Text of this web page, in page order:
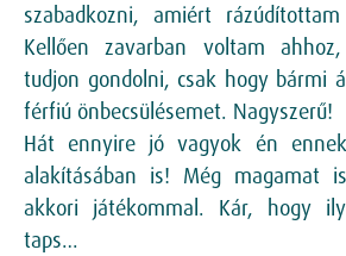
szabadkozni, amiért
Kellően zavarban voltam
tudjon gondolni, csak hogy bármi
férfiú önbecsülésemet. Nagyszerű!
Hát ennyire jó vagyok én
alakításában is! Még magamat
akkori játékommal. Kár, hogy
taps…